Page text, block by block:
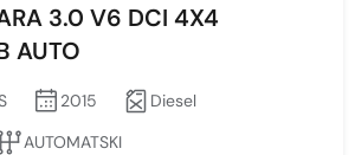
3.0 V6 DCI 4X4
AUTO
2015
Diesel
AUTOMATSKI